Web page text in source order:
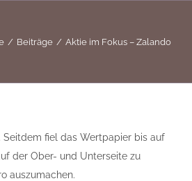
Beiträge Aktie im Fokus – Zalando
Seitdem fiel das Wertpapier bis auf
der Ober- und Unterseite zu
auszumachen.